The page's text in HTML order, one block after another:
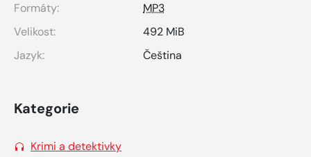
Formáty:
MP3
Velikost:
492 MiB
Jazyk:
Čeština
Kategorie
Krimi a detektivky